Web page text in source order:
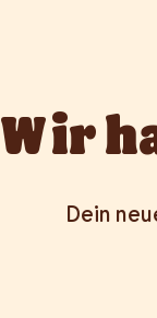
Wir
Dein